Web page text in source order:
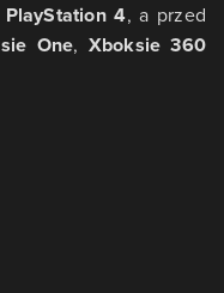
PlayStation 4, a przed
One, Xboksie 360